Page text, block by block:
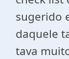
sugerido
daquele
tava